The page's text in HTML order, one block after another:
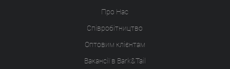
Про Нас
Співробітництво
Оптовим клієнтам
Вакансії в Bark&Tail